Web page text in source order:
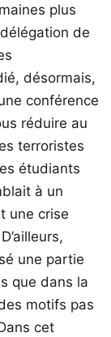
plus
de
désormais,
conférence
réduire au
terroristes
étudiants
à un
une crise
une partie
que dans la
motifs pas
cet